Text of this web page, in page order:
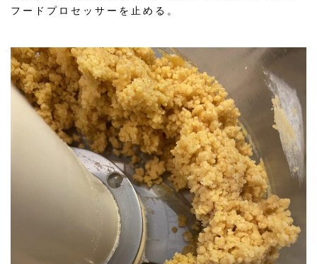
フードプロセッサーを止める。